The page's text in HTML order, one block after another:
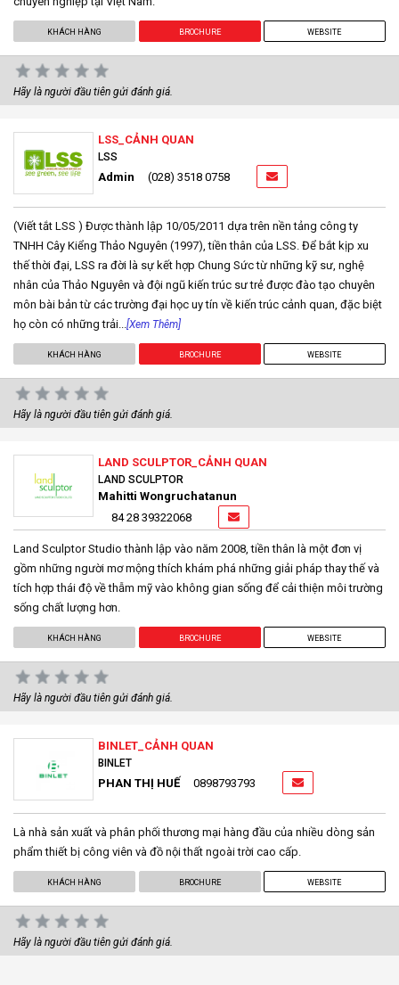
KHÁCH HÀNG BROCHURE WEBSITE
Hãy là người đầu tiên gửi đánh giá.
LSS_CẢNH QUAN
LSS
Admin (028) 3518 0758
(Viết tắt LSS ) Được thành lập 10/05/2011 dựa trên nền tảng công ty
TNHH Cây Kiểng Thảo Nguyên (1997), tiền thân của LSS. Để bắt kịp xu
thế thời đại, LSS ra đời là sự kết hợp Chung Sức từ những kỹ sư, nghệ
nhân của Thảo Nguyên và đội ngũ kiến trúc sư trẻ được đào tạo chuyên
môn bài bản từ các trường đại học uy tín về kiến trúc cảnh quan, đặc biệt
họ còn có những trải... [Xem Thêm]
KHÁCH HÀNG BROCHURE WEBSITE
Hãy là người đầu tiên gửi đánh giá.
LAND SCULPTOR_CẢNH QUAN
LAND SCULPTOR
Mahitti Wongruchatanun
84 28 39322068
Land Sculptor Studio thành lập vào năm 2008, tiền thân là một đơn vị
gồm những người mơ mộng thích khám phá những giải pháp thay thế và
tích hợp thái độ về thẫm mỹ vào không gian sống để cải thiện môi trường
sống chất lượng hơn.
KHÁCH HÀNG BROCHURE WEBSITE
Hãy là người đầu tiên gửi đánh giá.
BINLET_CẢNH QUAN
BINLET
PHAN THỊ HUẾ 0898793793
Là nhà sản xuất và phân phối thương mại hàng đầu của nhiều dòng sản
phẩm thiết bị công viên và đồ nội thất ngoài trời cao cấp.
KHÁCH HÀNG BROCHURE WEBSITE
Hãy là người đầu tiên gửi đánh giá.